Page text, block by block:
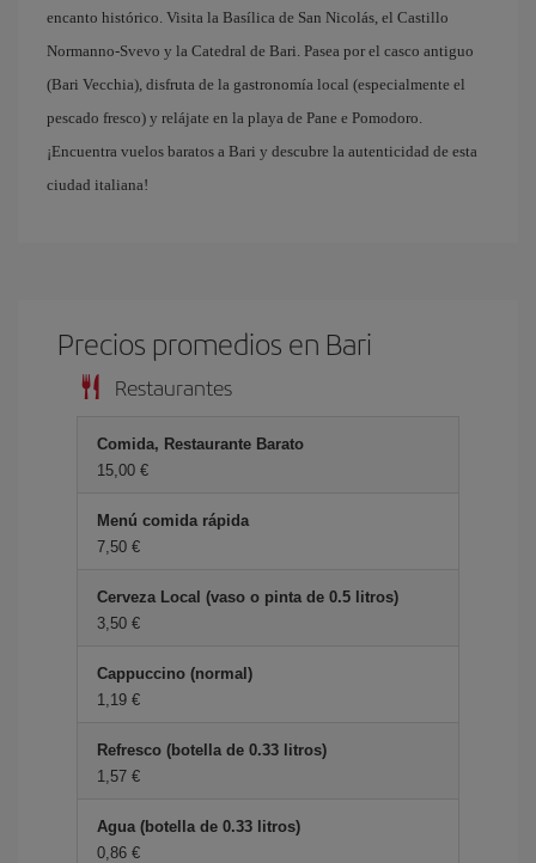
encanto histórico. Visita la Basílica de San Nicolás, el Castillo
Normanno-Svevo y la Catedral de Bari. Pasea por el casco antiguo
(Bari Vecchia), disfruta de la gastronomía local (especialmente el
pescado fresco) y relájate en la playa de Pane e Pomodoro.
¡Encuentra vuelos baratos a Bari y descubre la autenticidad de esta
ciudad italiana!
Precios promedios en Bari
Restaurantes
Comida, Restaurante Barato
15,00 €
Menú comida rápida
7,50 €
Cerveza Local (vaso o pinta de 0.5 litros)
3,50 €
Cappuccino (normal)
1,19 €
Refresco (botella de 0.33 litros)
1,57 €
Agua (botella de 0.33 litros)
0,86 €